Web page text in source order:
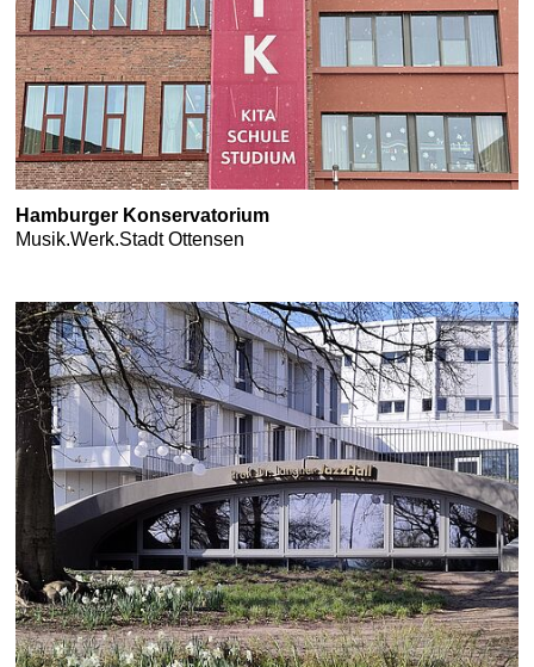
Hamburger Konservatorium
Musik.Werk.Stadt Ottensen